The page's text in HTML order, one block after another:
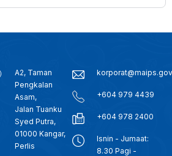
A2, Taman
Pengkalan
Asam,
Jalan Tuanku
Syed Putra,
01000 Kangar,
Perlis
+604 979 4439
+604 978 2400
Isnin - Jumaat:
8.30 Pagi -